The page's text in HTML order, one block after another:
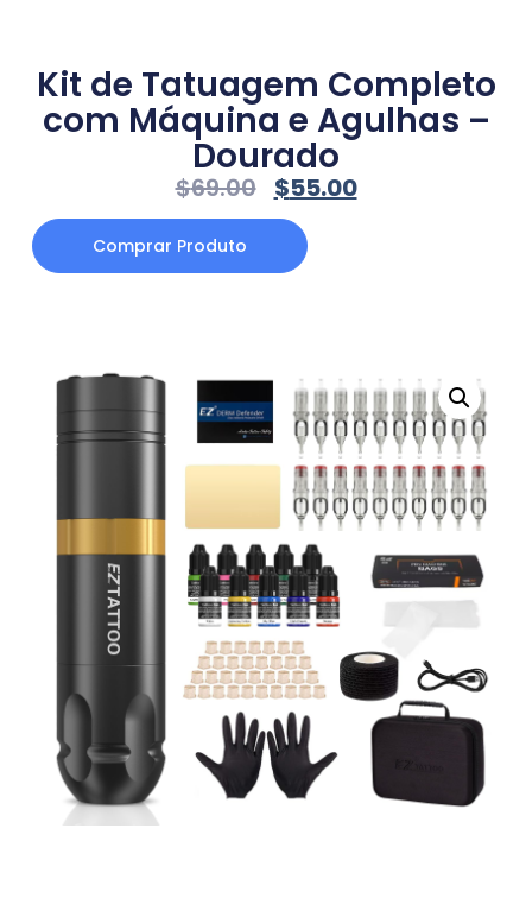
Kit de Tatuagem Completo
com Máquina e Agulhas –
Dourado
$69.00 $55.00
Comprar Produto